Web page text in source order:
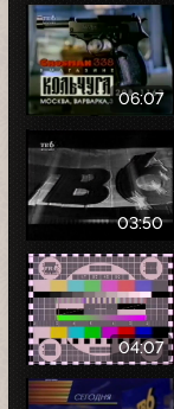
06:07
03:50
04:07